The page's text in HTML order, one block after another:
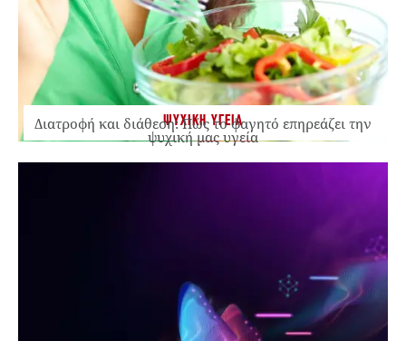
ΨΥΧΙΚΗ ΥΓΕΙΑ
Διατροφή και διάθεση: Πώς το φαγητό επηρεάζει την
ψυχική μας υγεία